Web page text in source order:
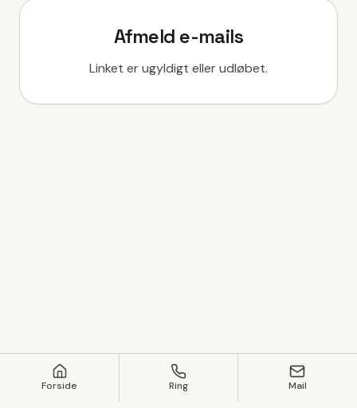
Afmeld e-mails
Linket er ugyldigt eller udløbet.
Forside Ring Mail